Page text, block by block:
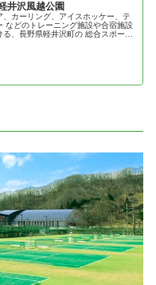
井沢風越公園
、カーリング、アイスホッケー、テ
などのトレーニング施設や合宿施設
る、長野県軽井沢町の 総合スポーツ